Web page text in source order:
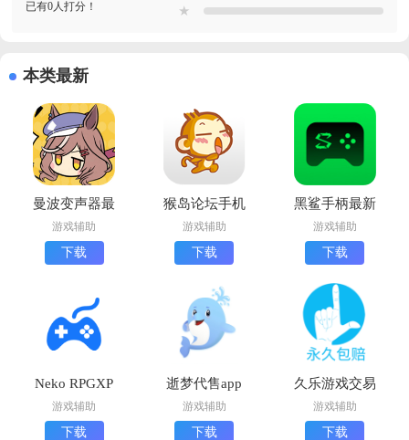
已有0人打分！
★
本类最新
曼波变声器最
新版下载(漫
波语音盒子)
游戏辅助
下载
猴岛论坛手机
版下载
游戏辅助
下载
黑鲨手柄最新
版下载
游戏辅助
下载
Neko RPGXP
模拟器官方版
下载
游戏辅助
下载
逝梦代售app
官方版
游戏辅助
下载
久乐游戏交易
官方版下载
游戏辅助
下载